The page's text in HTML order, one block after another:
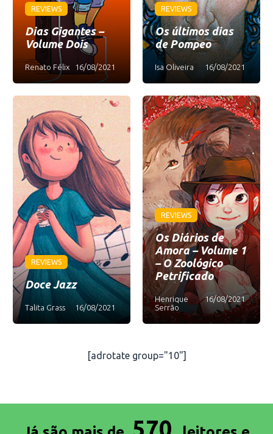
REVIEWS
Dias Gigantes –
Volume Dois
Renato Félix 16/08/2021
REVIEWS
Os últimos dias
de Pompeo
Isa Oliveira 16/08/2021
REVIEWS
Doce Jazz
Talita Grass 16/08/2021
REVIEWS
Os Diários de
Amora – Volume 1
– O Zoológico
Petrificado
Henrique
Serrão
16/08/2021
[adrotate group="10"]
570